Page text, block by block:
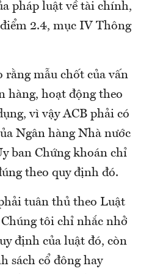
pháp luật về tài chính,
2.4, mục IV Thông
rằng mẫu chốt của vấn
hàng, hoạt động theo
vì vậy ACB phải có
Ngân hàng Nhà nước
ban Chứng khoán chỉ
theo quy định đó.
tuân thủ theo Luật
tôi chỉ nhắc nhở
định của luật đó, còn
sách cổ đông hay